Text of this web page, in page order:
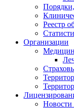
Реестр
Организации
Новости